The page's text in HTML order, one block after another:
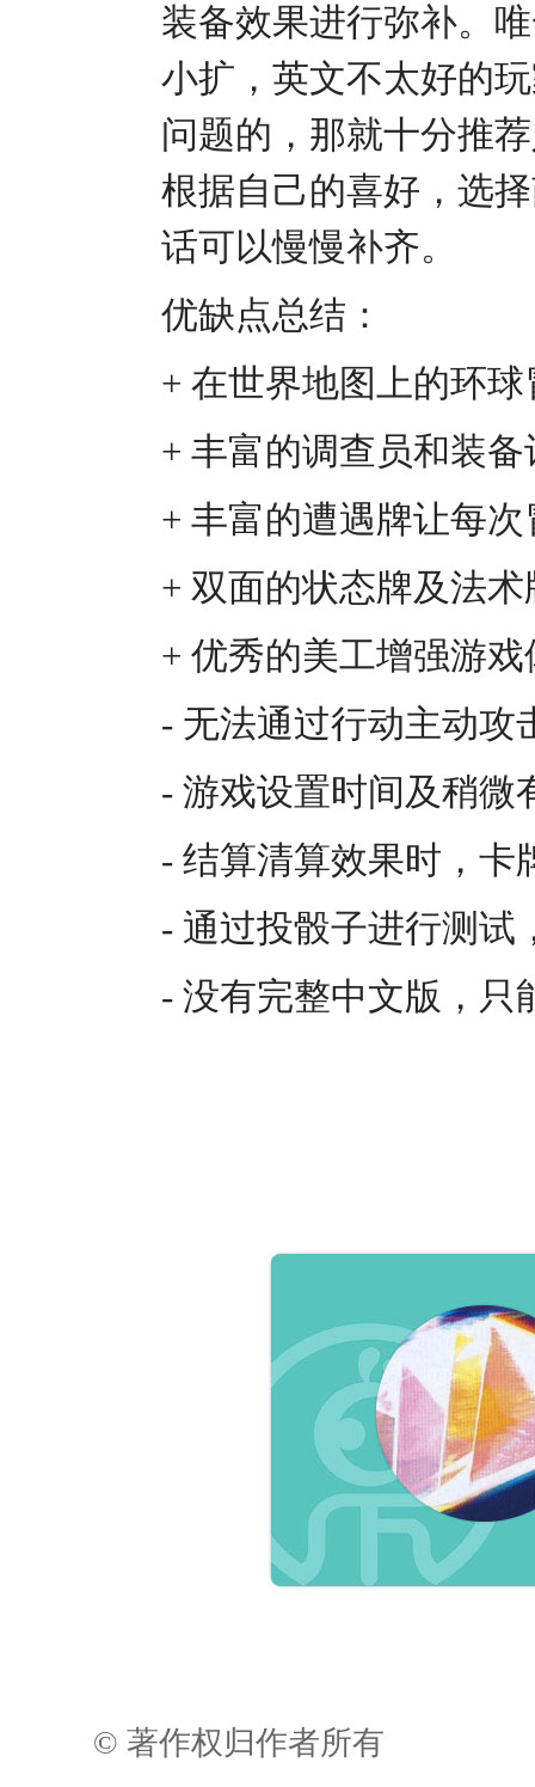
装备效果进行弥补。
小扩，英文不太好的
问题的，那就十分推
根据自己的喜好，选
话可以慢慢补齐。
优缺点总结：
+ 在世界地图上的环
+ 丰富的调查员和装
+ 丰富的遭遇牌让每
+ 双面的状态牌及法
+ 优秀的美工增强游戏
- 无法通过行动主动攻
- 游戏设置时间及稍微
- 结算清算效果时，卡
- 通过投骰子进行测试
- 没有完整中文版，只
© 著作权归作者所有